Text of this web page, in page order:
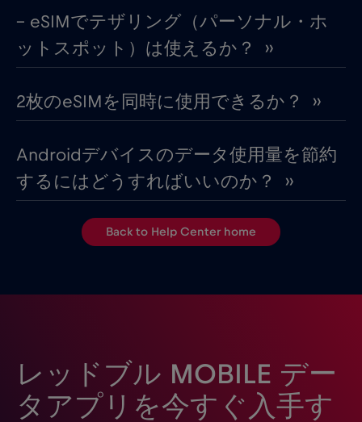
– eSIMでテザリング（パーソナル・ホ
ットスポット）は使えるか？ ››
2枚のeSIMを同時に使用できるか？ ››
Androidデバイスのデータ使用量を節約
するにはどうすればいいのか？ ››
Back to Help Center home
レッドブル MOBILE デー
タアプリを今すぐ入手す